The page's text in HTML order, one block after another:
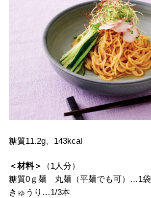
糖質11.2g、143kcal
＜材料＞
（1人分）
糖質0ｇ麺 丸麺（平麺でも可）…1袋
きゅうり…1/3本